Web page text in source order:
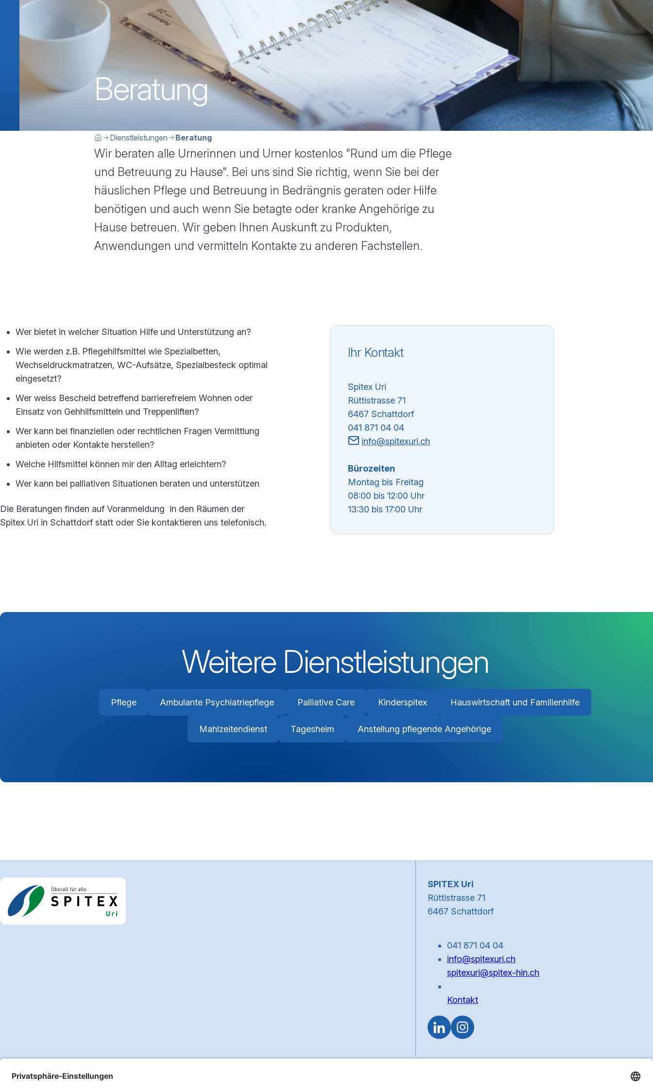
Beratung
Breadcrumbnavigation
Sie befinden sich hier:
HomeDienstleistungen Beratung
Wir beraten alle Urnerinnen und Urner kostenlos "Rund um die Pflege
und Betreuung zu Hause". Bei uns sind Sie richtig, wenn Sie bei der
häuslichen Pflege und Betreuung in Bedrängnis geraten oder Hilfe
benötigen und auch wenn Sie betagte oder kranke Angehörige zu
Hause betreuen. Wir geben Ihnen Auskunft zu Produkten,
Anwendungen und vermitteln Kontakte zu anderen Fachstellen.
Wer bietet in welcher Situation Hilfe und Unterstützung an?
Wie werden z.B. Pflegehilfsmittel wie Spezialbetten,
Wechseldruckmatratzen, WC-Aufsätze, Spezialbesteck optimal
eingesetzt?
Wer weiss Bescheid betreffend barrierefreiem Wohnen oder
Einsatz von Gehhilfsmitteln und Treppenliften?
Wer kann bei finanziellen oder rechtlichen Fragen Vermittlung
anbieten oder Kontakte herstellen?
Welche Hilfsmittel können mir den Alltag erleichtern?
Wer kann bei palliativen Situationen beraten und unterstützen
Die Beratungen finden auf Voranmeldung in den Räumen der
Spitex Uri in Schattdorf statt oder Sie kontaktieren uns telefonisch.
Ihr Kontakt
Spitex Uri
Rüttistrasse 71
6467 Schattdorf
041 871 04 04
info@spitexuri.ch
Bürozeiten
Montag bis Freitag
08:00 bis 12:00 Uhr
13:30 bis 17:00 Uhr
Weitere Dienstleistungen
Pflege Ambulante Psychiatriepflege Palliative Care Kinderspitex Hauswirtschaft und Familienhilfe
Mahlzeitendienst Tagesheim Anstellung pflegende Angehörige
~Kontaktinformationen
SPITEX Uri
Rüttistrasse 71
6467 Schattdorf
041 871 04 04
info@spitexuri.ch
spitexuri@spitex-hin.ch
Kontakt